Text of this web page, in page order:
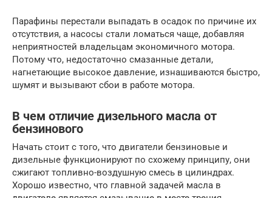
Парафины перестали выпадать в осадок по причине их
отсутствия, а насосы стали ломаться чаще, добавляя
неприятностей владельцам экономичного мотора.
Потому что, недостаточно смазанные детали,
нагнетающие высокое давление, изнашиваются быстро,
шумят и вызывают сбои в работе мотора.
В чем отличие дизельного масла от
бензинового
Начать стоит с того, что двигатели бензиновые и
дизельные функционируют по схожему принципу, они
сжигают топливно-воздушную смесь в цилиндрах.
Хорошо известно, что главной задачей масла в